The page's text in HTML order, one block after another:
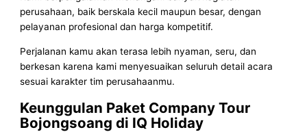
perusahaan, baik berskala kecil maupun besar, dengan
pelayanan profesional dan harga kompetitif.
Perjalanan kamu akan terasa lebih nyaman, seru, dan
berkesan karena kami menyesuaikan seluruh detail acara
sesuai karakter tim perusahaanmu.
Keunggulan Paket Company Tour
Bojongsoang di IQ Holiday